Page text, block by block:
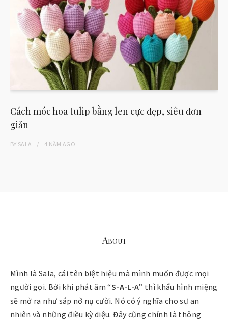
Cách móc hoa tulip bằng len cực đẹp, siêu đơn
giản
BY SALA 4 NĂM AGO
About
Mình là Sala, cái tên biệt hiệu mà mình muốn được mọi
người gọi. Bởi khi phát âm “S-A-L-A” thì khẩu hình miệng
sẽ mở ra như sắp nở nụ cười. Nó có ý nghĩa cho sự an
nhiên và những điều kỳ diệu. Đây cũng chính là thông